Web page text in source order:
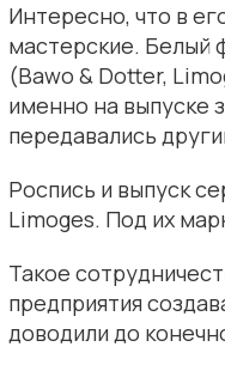
Интересно, что в
мастерские. Белый
(Bawo & Dotter,
именно на выпуске
передавались
Роспись и выпуск
Limoges. Под их
Такое
предприятия
доводили до